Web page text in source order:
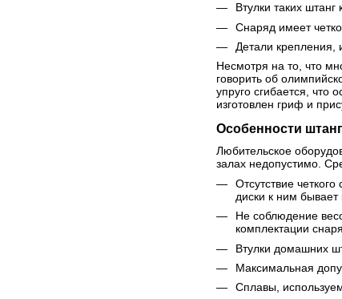
Втулки таких
Снаряд имеет
Детали крепления,
Несмотря на то, что
говорить об
упруго сгибается, что
изготовлен гриф и
Особенности
Любительское
залах недопустимо.
Отсутствие
диски к ним бывает
Не соблюдение
комплектации
Втулки домашних
Максимальная
Сплавы,